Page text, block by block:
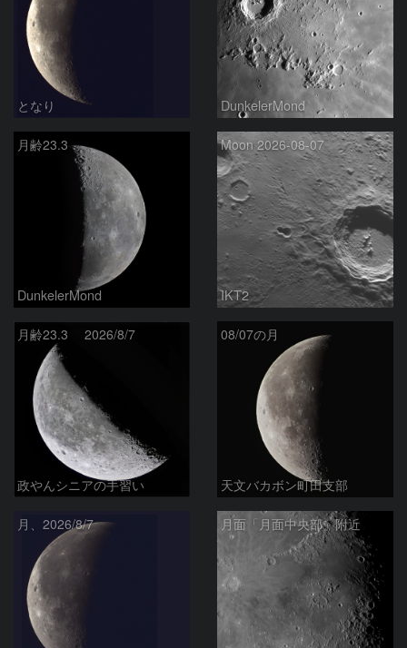
となり DunkelerMond
月齢23.3
DunkelerMond
Moon 2026-08-07
IKT2
月齢23.3 2026/8/7
政やんシニアの手習い
08/07の月
天文バカボン町田支部
月、2026/8/7 月面「月面中央部」附近